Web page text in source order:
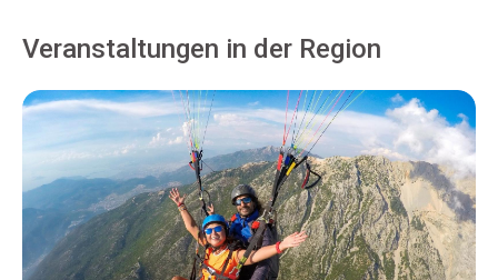
Veranstaltungen in der Region